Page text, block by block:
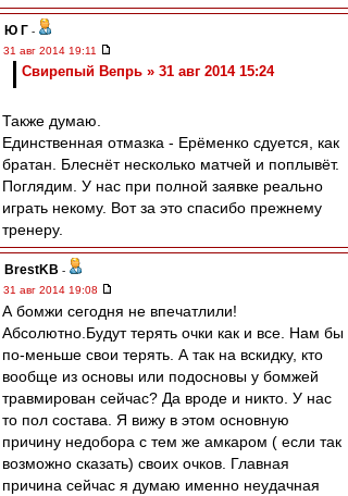
Ю Г -
31 авг 2014 19:11
Свирепый Вепрь » 31 авг 2014 15:24
Также думаю.
Единственная отмазка - Ерёменко сдуется, как
братан. Блеснёт несколько матчей и поплывёт.
Поглядим. У нас при полной заявке реально
играть некому. Вот за это спасибо прежнему
тренеру.
BrestKB -
31 авг 2014 19:08
А бомжи сегодня не впечатлили!
Абсолютно.Будут терять очки как и все. Нам бы
по-меньше свои терять. А так на вскидку, кто
вообще из основы или подосновы у бомжей
травмирован сейчас? Да вроде и никто. У нас
то пол состава. Я вижу в этом основную
причину недобора с тем же амкаром ( если так
возможно сказать) своих очков. Главная
причина сейчас я думаю именно неудачная